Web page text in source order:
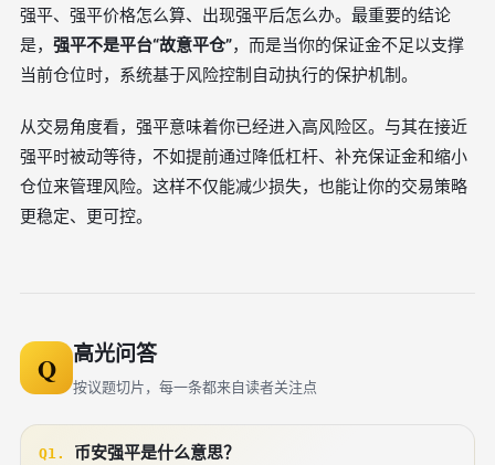
强平、强平价格怎么算、出现强平后怎么办。最重要的结论
是， 强平不是平台“故意平仓”，而是当你的保证金不足以支撑
当前仓位时，系统基于风险控制自动执行的保护机制。
从交易角度看，强平意味着你已经进入高风险区。与其在接近
强平时被动等待，不如提前通过降低杠杆、补充保证金和缩小
仓位来管理风险。这样不仅能减少损失，也能让你的交易策略
更稳定、更可控。
Q 高光问答
按议题切片，每一条都来自读者关注点
Q1. 币安强平是什么意思？